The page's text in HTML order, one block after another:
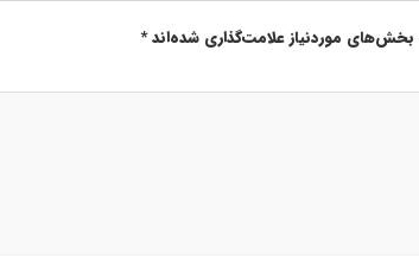
بخش‌های موردنیاز علامت‌گذاری شده‌اند*